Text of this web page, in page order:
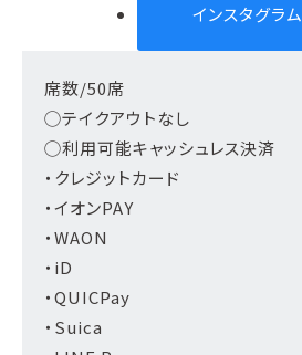
インスタグラム
席数/50席
◯テイクアウトなし
◯利用可能キャッシュレス決済
・クレジットカード
・イオンPAY
・WAON
・iD
・QUICPay
・Suica